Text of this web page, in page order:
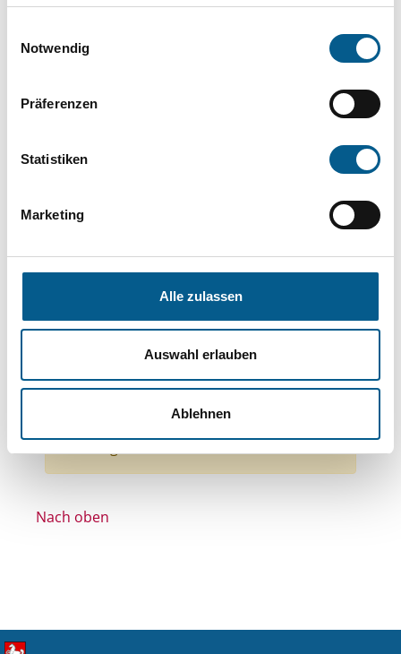
Notwendig
Präferenzen
Statistiken
Marketing
Alle zulassen
Auswahl erlauben
Ablehnen
können durch die Wahl von Bereichen oder
Themen: Kunst & Kultur
Themen: Politische Bildung & Demokratie
Themen: Bürgerschaftliches Engagement
Themen: Denkmalschutz
Themen: Wissenschaft und Forschung
Nach oben